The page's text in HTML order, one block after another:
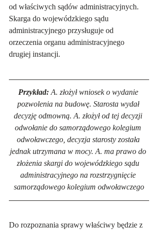
od właściwych sądów administracyjnych.
Skarga do wojewódzkiego sądu
administracyjnego przysługuje od
orzeczenia organu administracyjnego
drugiej instancji.
Przykład: A. złożył wniosek o wydanie
pozwolenia na budowę. Starosta wydał
decyzję odmowną. A. złożył od tej decyzji
odwołanie do samorządowego kolegium
odwoławczego, decyzja starosty została
jednak utrzymana w mocy. A. ma prawo do
złożenia skargi do wojewódzkiego sądu
administracyjnego na rozstrzygnięcie
samorządowego kolegium odwoławczego
Do rozpoznania sprawy właściwy będzie z